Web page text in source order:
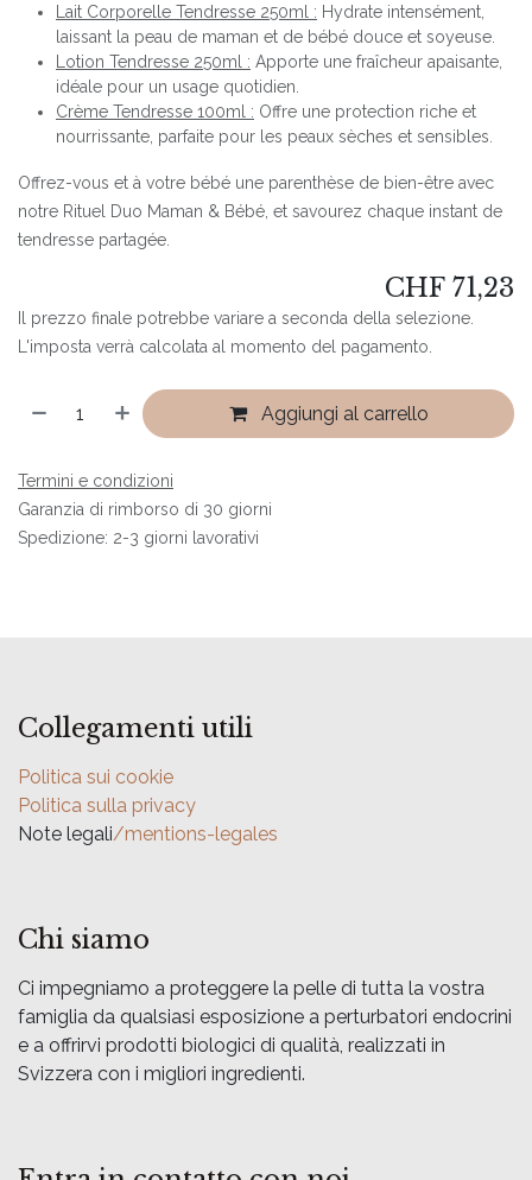
Lait Corporelle Tendresse 250ml : Hydrate intensément,
laissant la peau de maman et de bébé douce et soyeuse.
Lotion Tendresse 250ml : Apporte une fraîcheur apaisante,
idéale pour un usage quotidien.
Crème Tendresse 100ml : Offre une protection riche et
nourrissante, parfaite pour les peaux sèches et sensibles.
Offrez-vous et à votre bébé une parenthèse de bien-être avec
notre Rituel Duo Maman & Bébé, et savourez chaque instant de
tendresse partagée.
CHF 71,23
Il prezzo finale potrebbe variare a seconda della selezione.
L'imposta verrà calcolata al momento del pagamento.
Aggiungi al carrello
Termini e condizioni
Garanzia di rimborso di 30 giorni
Spedizione: 2-3 giorni lavorativi
Collegamenti utili
Politica sui cookie
Politica sulla privacy
Note legali/mentions-legales
Chi siamo
Ci impegniamo a proteggere la pelle di tutta la vostra
famiglia da qualsiasi esposizione a perturbatori endocrini
e a offrirvi prodotti biologici di qualità, realizzati in
Svizzera con i migliori ingredienti.